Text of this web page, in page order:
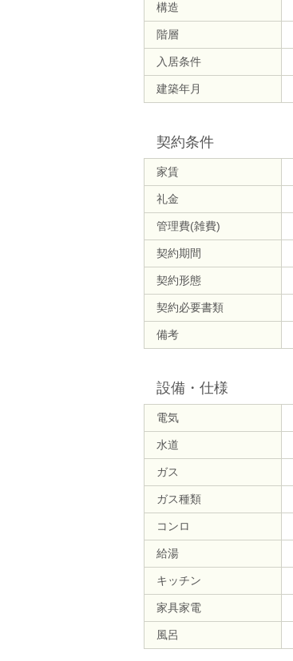
構造
階層
入居条件
建築年月
契約条件
家賃
礼金
管理費(雑費)
契約期間
契約形態
契約必要書類
備考
設備・仕様
電気
水道
ガス
ガス種類
コンロ
給湯
キッチン
家具家電
風呂